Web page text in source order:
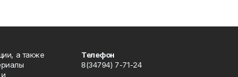
а также
Телефон
8(34794) 7-71-24